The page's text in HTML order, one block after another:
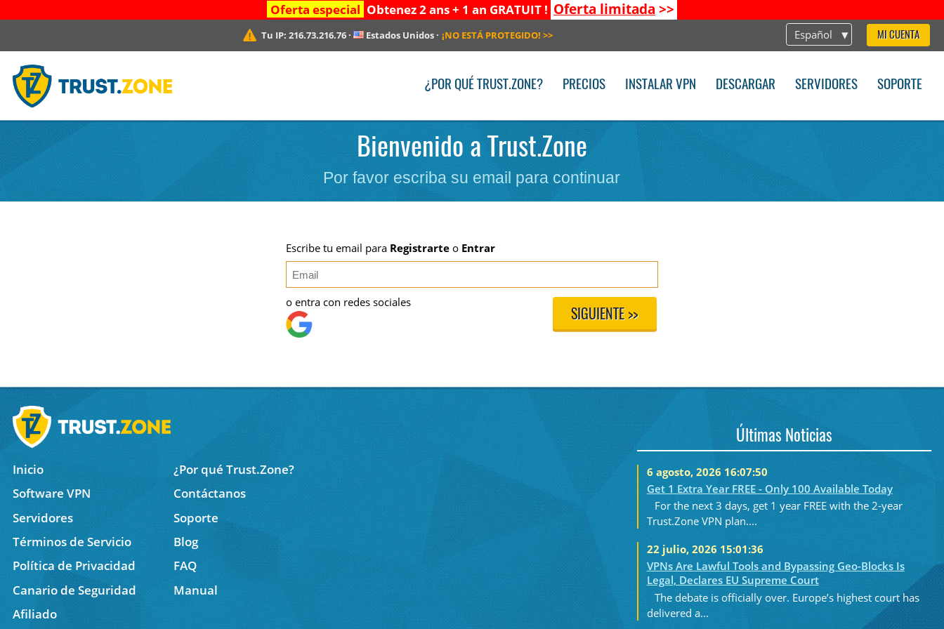
Oferta especial Obtenez 2 ans + 1 an GRATUIT ! Oferta limitada >>
Español MI CUENTA
Tu IP:216.73.216.76 · Estados Unidos · ¡NO ESTÁ PROTEGIDO! >>
¿POR QUÉ TRUST.ZONE? PRECIOS INSTALAR VPN DESCARGAR SERVIDORES SOPORTE
Bienvenido a Trust.Zone
Por favor escriba su email para continuar
Escribe tu email para Registrarte o Entrar
SIGUIENTE >>
o entra con redes sociales
Inicio
¿Por qué Trust.Zone?
Software VPN
Contáctanos
Servidores
Soporte
Términos de Servicio
Blog
Política de Privacidad
FAQ
Canario de Seguridad
Manual
Afiliado
Últimas Noticias
6 agosto, 2026 16:07:50
Get 1 Extra Year FREE - Only 100 Available Today
For the next 3 days, get 1 year FREE with the 2-year
Trust.Zone VPN plan....
22 julio, 2026 15:01:36
VPNs Are Lawful Tools and Bypassing Geo-Blocks Is
Legal, Declares EU Supreme Court
The debate is officially over. Europe’s highest court has
delivered a...